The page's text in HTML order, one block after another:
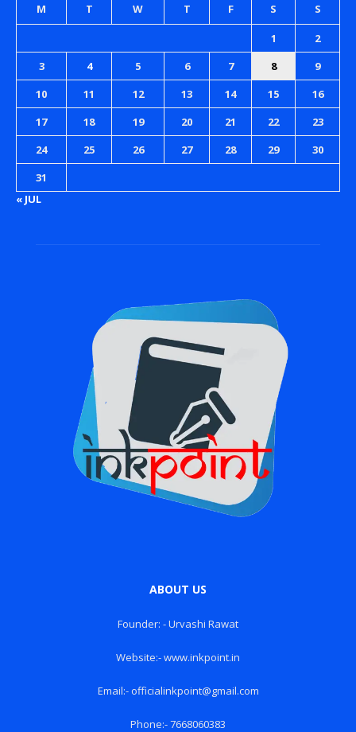
M T W T F S S
1
2
3
4 5 6 7 8
9
10
11 12 13 14 15
16
17
18 19 20 21 22
23
24
25 26 27 28 29
30
31
« JUL
ABOUT US
Founder: - Urvashi Rawat
Website:- www.inkpoint.in
Email:- officialinkpoint@gmail.com
Phone:- 7668060383